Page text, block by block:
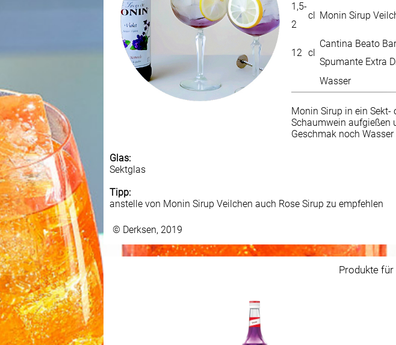
1,5-
2
cl Monin Sirup
12 cl
Cantina Beato
Spumante Extra
Wasser
Monin Sirup in ein Sekt-
Schaumwein aufgießen
Geschmak noch Wasser
Glas:
Sektglas
Tipp:
anstelle von Monin Sirup Veilchen auch Rose Sirup zu empfehlen
© Derksen, 2019
Produkte